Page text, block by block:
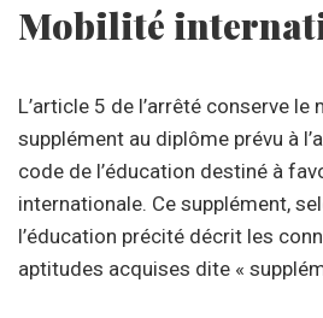
Mobilité
L’article 5 de l’arrêté conserve le
supplément au diplôme prévu à
code de l’éducation destiné à
internationale. Ce supplément,
l’éducation précité décrit les
aptitudes acquises dite «